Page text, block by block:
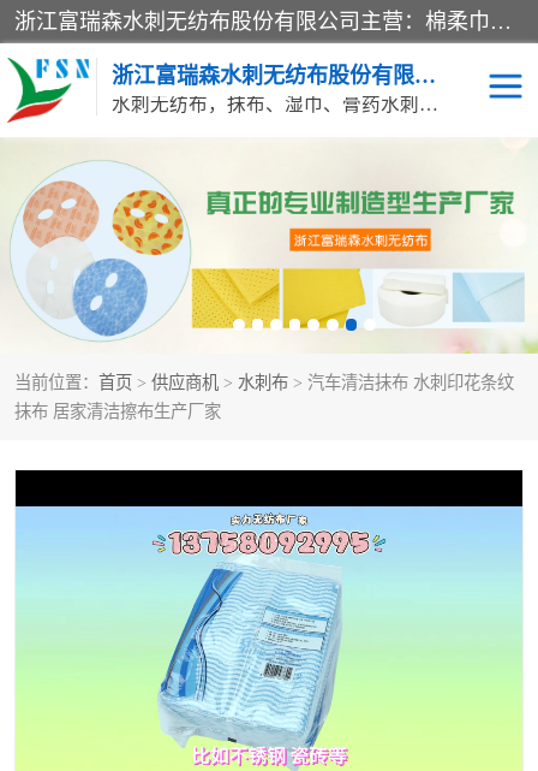
浙江富瑞森水刺无纺布股份有限公司主营：棉柔巾水刺无纺布、水刺布、水刺无纺布、膏药水刺无纺布、清洁抹布、湿巾、针刺无纺布、珍珠纹水刺无纺布、无纺布清洁抹布等产品。浙江富瑞森水刺无纺布股份有限公司积倡导由工程师全面负责生产工艺、产品质量检测的管理模式，通过ISO9001质量体系认证。
浙江富瑞森水刺无纺布股份有限公司
水刺无纺布，抹布、湿巾、膏药水刺无纺布、棉柔巾水刺无纺布、水刺布
当前位置： 首页 > 供应商机 > 水刺布 > 汽车清洁抹布 水刺印花条纹
抹布 居家清洁擦布生产厂家
水刺布 巴布贴水刺布
PVC革基布 无纺布清洁抹布
防护口罩帽子床单 抗菌等功能性产品
多种清洁尘掸 珍珠纹水刺无纺布
膏药水刺无纺布 湿巾
棉柔巾水刺无纺布 印花压花复合布
地拖布
清洁抹布